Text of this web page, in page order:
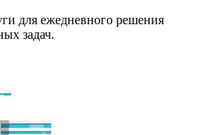
для ежедневного решения
задач.